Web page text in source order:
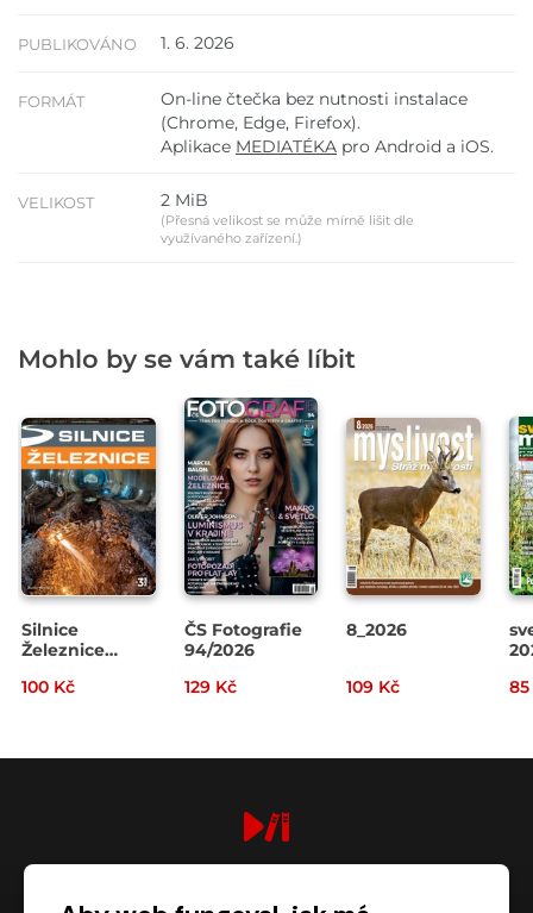
PUBLIKOVÁNO 1. 6. 2026
FORMÁT
On-line čtečka bez nutnosti instalace
(Chrome, Edge, Firefox).
Aplikace MEDIATÉKA pro Android a iOS.
VELIKOST 2 MiB
(Přesná velikost se může mírně lišit dle
využívaného zařízení.)
Mohlo by se vám také líbit
Silnice
Železnice
100 Kč
ČS Fotografie
94/2026
129 Kč
8_2026
109 Kč
85